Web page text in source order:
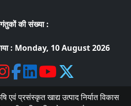
की संख्या :
: Monday, 10 August 2026
प्रसंस्कृत खाद्य उत्पाद निर्यात विकास